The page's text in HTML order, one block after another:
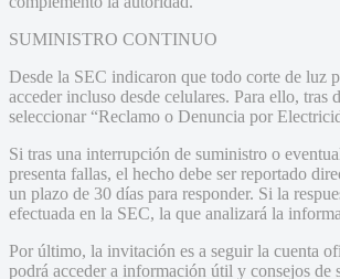
SUMINISTRO CONTINUO
Desde la SEC indicaron que todo corte de luz
acceder incluso desde celulares. Para ello,
seleccionar “Reclamo o Denuncia por
Si tras una interrupción de suministro o
presenta fallas, el hecho debe ser reportado
un plazo de 30 días para responder. Si la
efectuada en la SEC, la que analizará la
Por último, la invitación es a seguir la cuenta
podrá acceder a información útil y consejos de